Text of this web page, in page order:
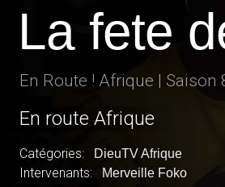
La fete
En Route ! Afrique | Saison
En route Afrique
Catégories: DieuTV Afrique
Intervenants: Merveille Foko